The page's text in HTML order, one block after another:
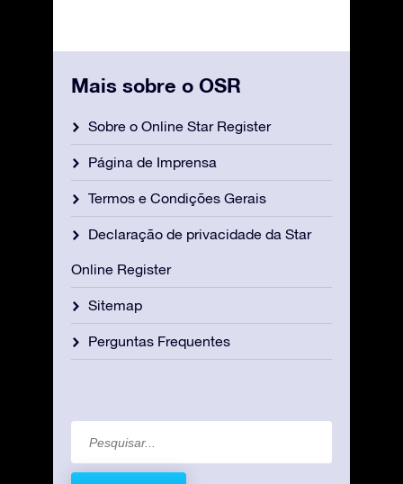
Mais sobre o OSR
Sobre o Online Star Register
Página de Imprensa
Termos e Condições Gerais
Declaração de privacidade da Star
Online Register
Sitemap
Perguntas Frequentes